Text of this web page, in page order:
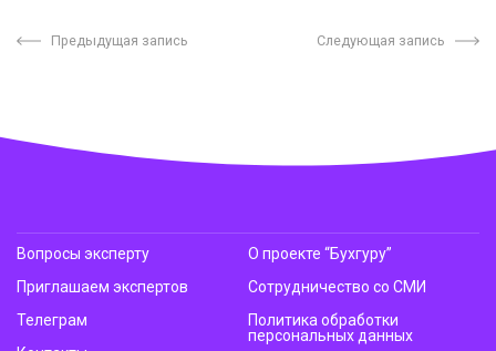
Предыдущая запись Следующая запись
Вопросы эксперту
Приглашаем экспертов
Телеграм
О проекте “Бухгуру”
Сотрудничество со СМИ
Политика обработки
персональных данных